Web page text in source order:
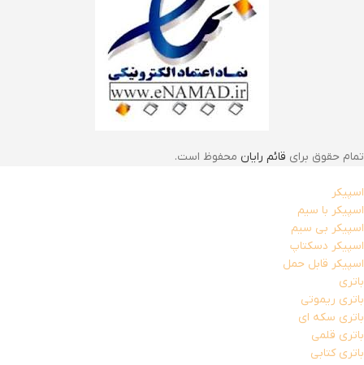
تمام حقوق برای قائم رایان محفوظ است.
اسپیکر
اسپیکر با سیم
اسپیکر بی سیم
اسپیکر دسکتاپ
اسپیکر قابل حمل
باتری
باتری ریموتی
باتری سکه ای
باتری قلمی
باتری کتابی